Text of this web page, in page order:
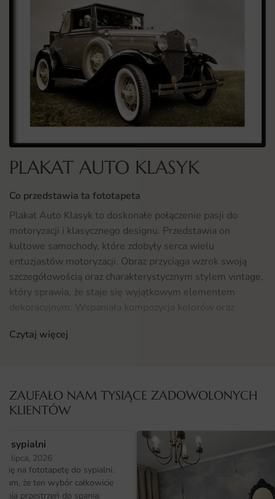
PLAKAT AUTO KLASYK
Co przedstawia ta fototapeta
Plakat Auto Klasyk to doskonałe połączenie pasji do
motoryzacji i klasycznego designu. Przedstawia on
kultowe samochody, które zdobyły serca wielu
entuzjastów motoryzacji. Obraz przyciąga wzrok swoją
szczegółowością oraz charakterystycznym stylem vintage,
który sprawia, że staje się wyjątkowym elementem
dekoracyjnym. Wspaniała kompozycja kolorów oraz
symbolem wolności i niezależności.
przestrzeniach, dodając im niepowtarzalnego charakteru.
Może zdobić wnętrza domowe, takie jak salon, pokój
młodzieżowy, czy też biuro. Jego unikalny styl doskonale
wpisuje się w aranżacje retro i industrialne, przyciągając
uwagę gości. Dodatkowo, jest to świetny wybór dla
miłośników motoryzacji oraz osób, które cenią sobie
oryginalność w dekoracji wnętrz. Jeśli poszukujesz także
Czytaj więcej
ZAUFAŁO NAM TYSIĄCE ZADOWOLONYCH
KLIENTÓW
sypialni
lipca, 2026
się na fototapetę do sypialni.
że ten wybór całkowicie
przestrzeń do spania.